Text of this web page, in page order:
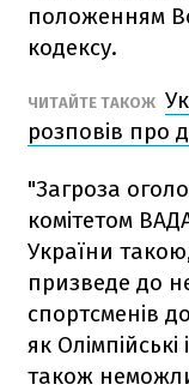
положенням
кодексу.
ЧИТАЙТЕ ТАКОЖ
розповів про
"Загроза
комітетом
України
призведе до
спортсменів
як
також